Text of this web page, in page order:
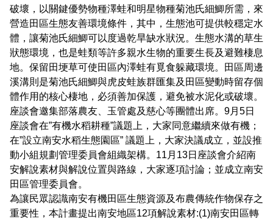
利益衝突迴避揭露專區
公共工程生態檢核專區
破壞，以關鍵優勢物種澤蛙和明星物種菊池氏細鯽所需，來
營造田區生態友善環境條件，其中，生態池可提供較穩定水
體，讓菊池氏細鯽可以度過乾旱缺水狀況。生態水溝的草生
狀態環境，也是蛙類等許多親水生物的重要生長及避難棲息
地。保留田埂草可使田區內澤蛙有覓食躲藏環境。田區周邊
溪溝則是菊池氏細鯽與虎皮蛙族群匯集及田區變動時留存個
體作用的核心棲地，必須善加保護，避免被水泥化或破壞。
座談會邀集部落農友、玉管處及慈心等團體出席。9月5日
座談會在”有機水稻耕種”議題上，大家同意繼續來做有機；
在”設立南安水稻生態園區” 議題上，大家決議成立，並設推
動小組規劃管理委員會組織架構。11月13日座談會介紹南
安解說素材與解說位置與路線，大家逐項討論；並成立南安
田區管理委員會。
為讓民眾認識南安有機田區生態資源及布農傳統作物保存之
重要性，本計畫提出南安地區12項解說素材:(1)南安田區轉